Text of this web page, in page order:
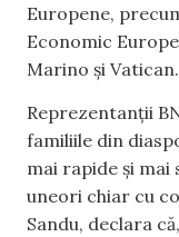
Europene,
Economic
Marino și Vatican.
Reprezentanții
familiile din
mai rapide și
uneori chiar cu
Sandu, declara